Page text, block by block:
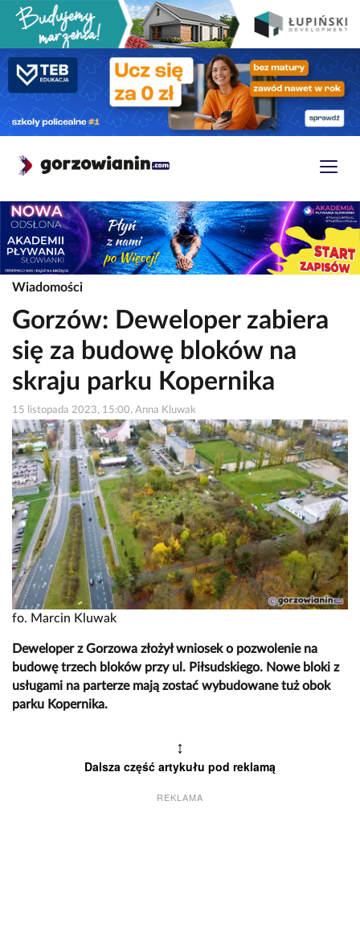
Wiadomości
Gorzów: Deweloper zabiera
się za budowę bloków na
skraju parku Kopernika
15 listopada 2023, 15:00, Anna Kluwak
fo. Marcin Kluwak
Deweloper z Gorzowa złożył wniosek o pozwolenie na
budowę trzech bloków przy ul. Piłsudskiego. Nowe bloki z
usługami na parterze mają zostać wybudowane tuż obok
parku Kopernika.
↕
Dalsza część artykułu pod reklamą
REKLAMA